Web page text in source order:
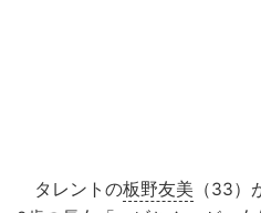
タレントの板野友美 （33）